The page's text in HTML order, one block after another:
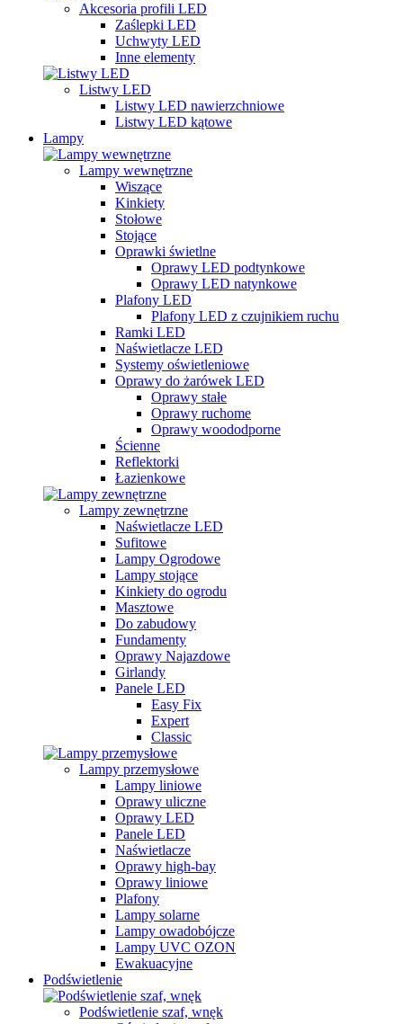
Akcesoria profili LED
Zaślepki LED
Uchwyty LED
Inne elementy
Listwy LED
Listwy LED nawierzchniowe
Listwy LED kątowe
Lampy
Lampy wewnętrzne
Wiszące
Kinkiety
Stołowe
Stojące
Oprawki świetlne
Oprawy LED podtynkowe
Oprawy LED natynkowe
Plafony LED
Plafony LED z czujnikiem ruchu
Ramki LED
Naświetlacze LED
Systemy oświetleniowe
Oprawy do żarówek LED
Oprawy stałe
Oprawy ruchome
Oprawy woododporne
Ścienne
Reflektorki
Łazienkowe
Lampy zewnętrzne
Naświetlacze LED
Sufitowe
Lampy Ogrodowe
Lampy stojące
Kinkiety do ogrodu
Masztowe
Do zabudowy
Fundamenty
Oprawy Najazdowe
Girlandy
Panele LED
Easy Fix
Expert
Classic
Lampy przemysłowe
Lampy liniowe
Oprawy uliczne
Oprawy LED
Panele LED
Naświetlacze
Oprawy high-bay
Oprawy liniowe
Plafony
Lampy solarne
Lampy owadobójcze
Lampy UVC OZON
Ewakuacyjne
Podświetlenie
Podświetlenie szaf, wnęk